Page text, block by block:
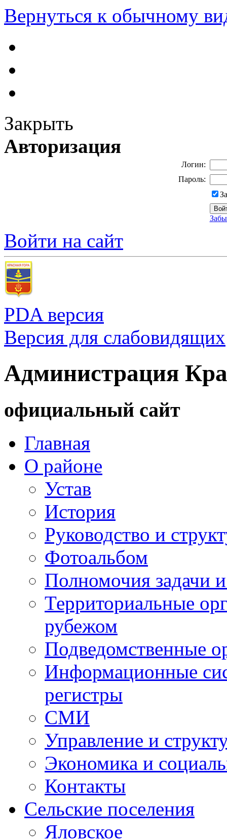
Вернуться к обычному
Закрыть
Авторизация
Логин:
Пароль:
Войти на сайт
PDA версия
Версия для слабовидящих
Администрация
официальный сайт
Главная
О районе
Устав
История
Руководство и
Фотоальбом
Полномочия задачи
Территориальные
рубежом
Подведомственные
Информационные
регистры
СМИ
Управление и
Экономика и
Контакты
Сельские поселения
Яловское